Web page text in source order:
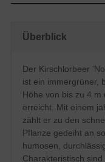
Wuchsform
Frucht
nicht
Blüte
Blütezeit
Mai
Boden
Standort
gut
optimal für
verträgt keine
mäßig frosthart
regelmäßiger
Überblick
Der Kirschlorbeer
ist ein immergrüner,
Höhe von bis zu 4 m
erreicht. Mit einem
zählt er zu den
Pflanze gedeiht an
humosen,
Charakteristisch